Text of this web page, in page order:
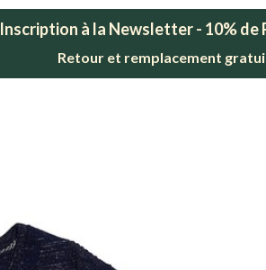
Inscription à la Newsletter - 10% de
Retour et remplacement